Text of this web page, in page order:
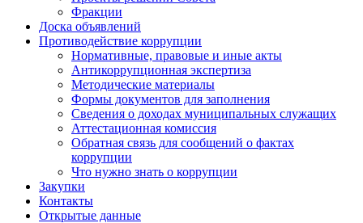
Фракции
Доска объявлений
Противодействие коррупции
Нормативные, правовые и иные акты
Антикоррупционная экспертиза
Методические материалы
Формы документов для заполнения
Сведения о доходах муниципальных служащих
Аттестационная комиссия
Обратная связь для сообщений о фактах
коррупции
Что нужно знать о коррупции
Закупки
Контакты
Открытые данные